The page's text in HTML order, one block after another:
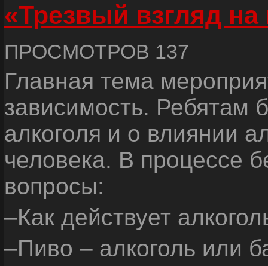
«Трезвый взгляд на
ПРОСМОТРОВ 137
Главная тема
зависимость. Ребятам
алкоголя и о влиянии
человека. В процессе
вопросы:
–Как действует
–Пиво – алкоголь или